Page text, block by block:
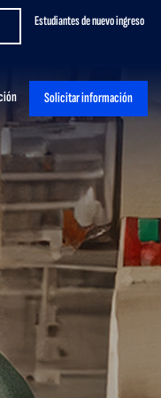
Estudiantes de nuevo ingreso
Solicitar información